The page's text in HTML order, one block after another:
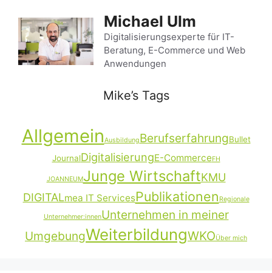
Inhalt
springen
Michael Ulm
Digitalisierungsexperte für IT-
Beratung, E-Commerce und Web
Anwendungen
Mike’s Tags
AllgemeinAusbildungBerufserfahrungBullet
JournalDigitalisierungE-CommerceFH
JOANNEUMJunge WirtschaftKMU
DIGITALmea IT ServicesPublikationen Regionale
Unternehmer:innenUnternehmen in meiner
UmgebungWeiterbildungWKOÜber mich